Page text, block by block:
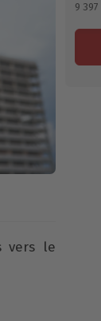
vers le
9 397